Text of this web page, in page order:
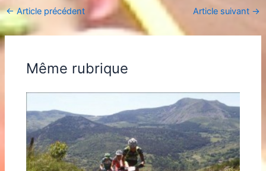
←Article précédent Article suivant →
Même rubrique